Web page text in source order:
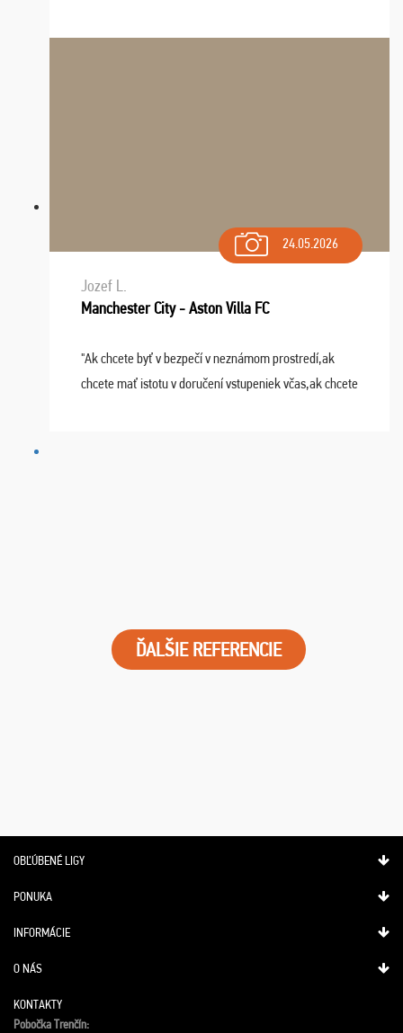
24.05.2026
Jozef L.
Manchester City - Aston Villa FC
"Ak chcete byť v bezpečí v neznámom prostredí,ak
chcete mať istotu v doručení vstupeniek včas,ak chcete
ĎALŠIE REFERENCIE
OBĽÚBENÉ LIGY
PONUKA
INFORMÁCIE
O NÁS
KONTAKTY
Pobočka Trenčín: